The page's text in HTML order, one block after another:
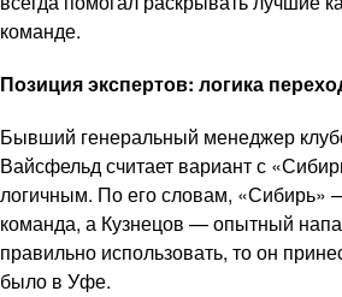
команде.
Позиция экспертов: логика
Бывший генеральный менеджер
Вайсфельд считает вариант с
логичным. По его словам, «Сибирь»
команда, а Кузнецов — опытный
правильно использовать, то он
было в Уфе.